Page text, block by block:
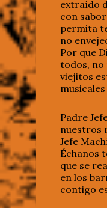
extraído
con
permita
no
Por que
todos, no
viejitos
Padre
nuestros
Jefe
Échanos
que se
en los
contigo